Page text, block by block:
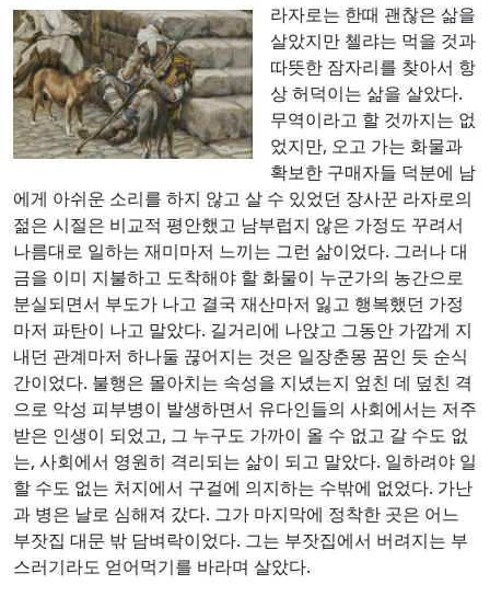
라자로는 한때 괜찮은 삶을
살았지만 첼랴는 먹을 것과
따뜻한 잠자리를 찾아서 항
상 허덕이는 삶을 살았다.
무역이라고 할 것까지는 없
었지만, 오고 가는 화물과
확보한 구매자들 덕분에 남
에게 아쉬운 소리를 하지 않고 살 수 있었던 장사꾼 라자로의
젊은 시절은 비교적 평안했고 남부럽지 않은 가정도 꾸려서
나름대로 일하는 재미마저 느끼는 그런 삶이었다. 그러나 대
금을 이미 지불하고 도착해야 할 화물이 누군가의 농간으로
분실되면서 부도가 나고 결국 재산마저 잃고 행복했던 가정
마저 파탄이 나고 말았다. 길거리에 나앉고 그동안 가깝게 지
내던 관계마저 하나둘 끊어지는 것은 일장춘몽 꿈인 듯 순식
간이었다. 불행은 몰아치는 속성을 지녔는지 엎친 데 덮친 격
으로 악성 피부병이 발생하면서 유다인들의 사회에서는 저주
받은 인생이 되었고, 그 누구도 가까이 올 수 없고 갈 수도 없
는, 사회에서 영원히 격리되는 삶이 되고 말았다. 일하려야 일
할 수도 없는 처지에서 구걸에 의지하는 수밖에 없었다. 가난
과 병은 날로 심해져 갔다. 그가 마지막에 정착한 곳은 어느
부잣집 대문 밖 담벼락이었다. 그는 부잣집에서 버려지는 부
스러기라도 얻어먹기를 바라며 살았다.